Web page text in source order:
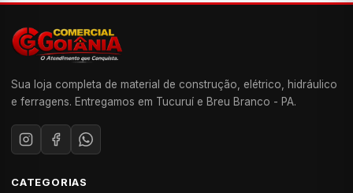
Sua loja completa de material de construção, elétrico, hidráulico
e ferragens. Entregamos em Tucuruí e Breu Branco - PA.
CATEGORIAS